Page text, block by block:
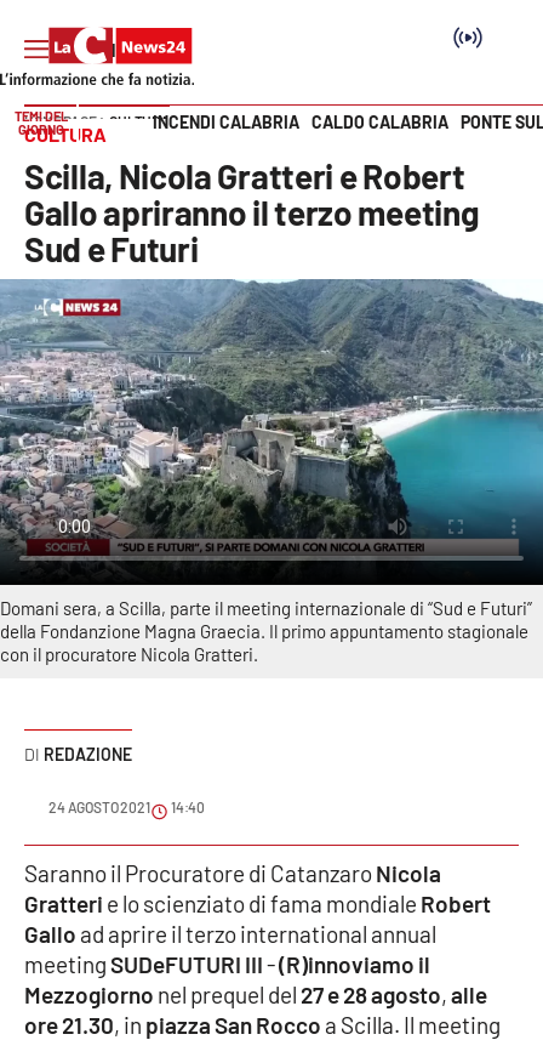
SEZIONI
Cronaca
Politica
Attualità
Economia e lavoro
Italia Mondo
Sanità
Sport
Podcast
Meteo
Editoriali
VIDEO
Ambiente
Vai
TEMI DEL
GIORNO
INCENDI CALABRIA CALDO CALABRIA PONTE
HOME PAGE CULTURA
CULTURA
Scilla, Nicola Gratteri e Robert
Gallo apriranno il terzo meeting
Sud e Futuri
Domani sera, a Scilla, parte il meeting internazionale di “Sud e Futuri”
della Fondanzione Magna Graecia. Il primo appuntamento stagionale
con il procuratore Nicola Gratteri.
REDAZIONE
24 AGOSTO 2021 14:40
Saranno il Procuratore di CatanzaroNicola
Gratteri e lo scienziato di fama mondiale Robert
Gallo ad aprire il terzo international annual
meetingSUDeFUTURI III-(R)innoviamo il
Mezzogiorno nel prequel del 27 e 28 agosto,alle
ore21.30, in piazza San Rocco a Scilla. Il meeting